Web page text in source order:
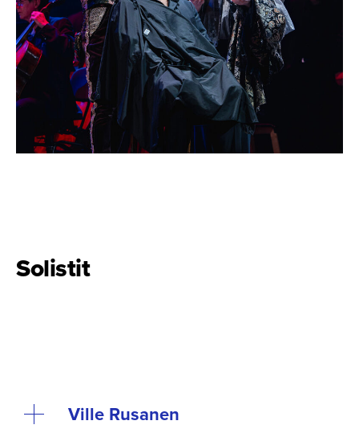
Solistit
Ville Rusanen